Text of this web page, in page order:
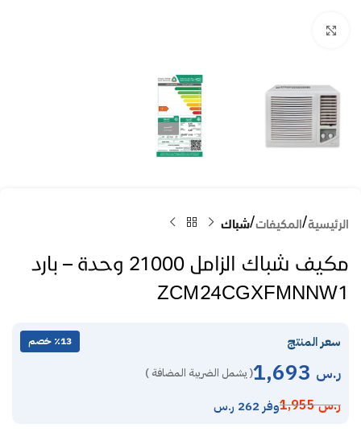
الرئيسية المكيفات شباك
مكيف شباك الزامل 21000 وحدة – بارد
ZCM24CGXFMNNW1
سعر المنتج ٪13 خصم
ر.س ( يشمل الضريبة المضافة )
ر.س1,955 وفر 262 ر.س